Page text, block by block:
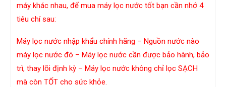
máy khác nhau, để mua máy lọc nước tốt bạn cần nhớ 4
tiêu chí sau:
Máy lọc nước nhập khẩu chính hãng – Nguồn nước nào
máy lọc nước đó – Máy lọc nước cần được bảo hành, bảo
trì, thay lõi định kỳ – Máy lọc nước không chỉ lọc SẠCH
mà còn TỐT cho sức khỏe.